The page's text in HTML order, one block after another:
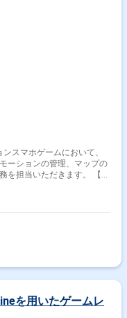
ーションの管理、マップの
当いただきます。 【作
を用いたゲームレ